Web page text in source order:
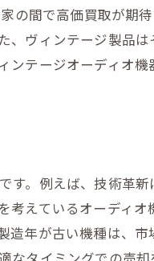
の間で高価買取が期
ヴィンテージ製品
テージオーディオ
。例えば、技術革
えているオーディ
年が古い機種は、